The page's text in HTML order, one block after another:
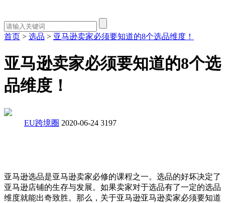
首页 > 选品 > 亚马逊卖家必须要知道的8个选品维度！
亚马逊卖家必须要知道的8个选
品维度！
EU跨境圈 2020-06-24 3197
亚马逊选品是亚马逊卖家必修的课程之一。选品的好坏决定了
亚马逊店铺的生存与发展。如果卖家对于选品有了一定的选品
维度就能出奇致胜。那么，关于亚马逊亚马逊卖家必须要知道